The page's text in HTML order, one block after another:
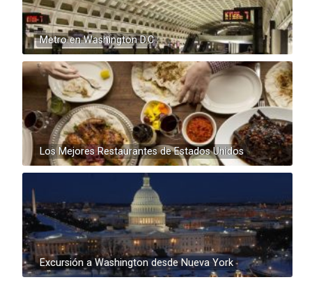
Metro en Washington D.C
Los Mejores Restaurantes de Estados Unidos
Excursión a Washington desde Nueva York